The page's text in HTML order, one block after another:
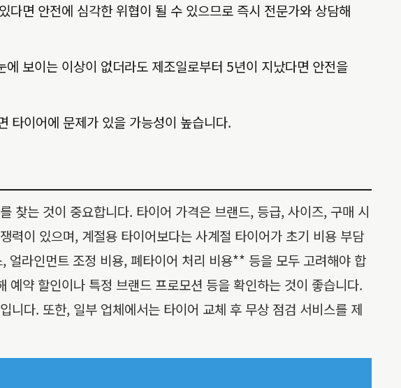
면 안전에 심각한 위협이 될 수 있으므로 즉시 전문가와 상담해
보이는 이상이 없더라도 제조일로부터 5년이 지났다면 안전을
타이어에 문제가 있을 가능성이 높습니다.
찾는 것이 중요합니다. 타이어 가격은 브랜드, 등급, 사이즈, 구매 시
력이 있으며, 계절용 타이어보다는 사계절 타이어가 초기 비용 부담
라인먼트 조정 비용, 폐타이어 처리 비용** 등을 모두 고려해야 합
약 할인이나 특정 브랜드 프로모션 등을 확인하는 것이 좋습니다.
니다. 또한, 일부 업체에서는 타이어 교체 후 무상 점검 서비스를 제